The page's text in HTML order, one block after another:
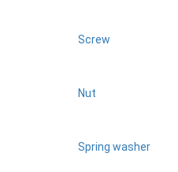
Screw
Nut
Spring washer